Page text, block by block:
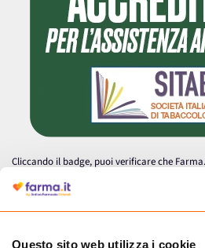
Questo sito web utilizza i cookie
Cliccando il badge, puoi verificare che
autorizzata dal Ministero della Salute a
medicinali.